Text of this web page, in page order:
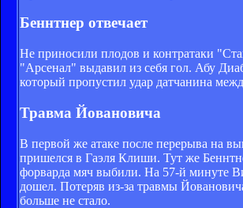
Беннтнер отвечает
Не приносили плодов и контратаки
"Арсенал" выдавил из себя гол. Абу
который пропустил удар датчанина
Травма Йовановича
В первой же атаке после перерыва на
пришелся в Гаэля Клиши. Тут же
форварда мяч выбили. На 57-й минуте
дошел. Потеряв из-за травмы
больше не стало.